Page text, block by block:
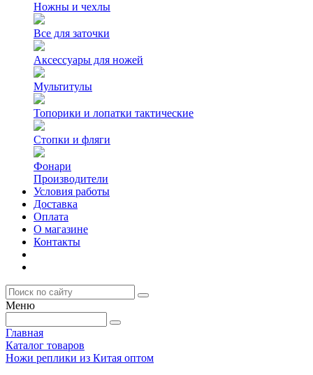
Ножны и чехлы
Все для заточки
Аксессуары для ножей
Мультитулы
Топорики и лопатки тактические
Стопки и фляги
Фонари
Производители
Условия работы
Доставка
Оплата
О магазине
Контакты
Меню
Главная
Каталог товаров
Ножи реплики из Китая оптом